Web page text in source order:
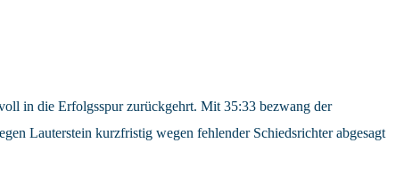
in die Erfolgsspur zurückgehrt. Mit 35:33 bezwang der
Lauterstein kurzfristig wegen fehlender Schiedsrichter abgesagt